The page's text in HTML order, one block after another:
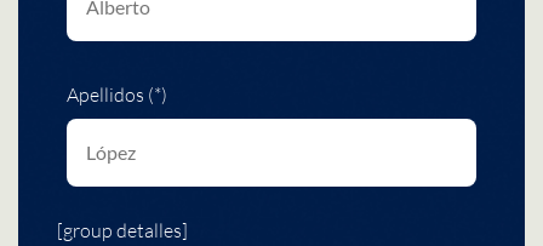
Apellidos (*)
[group detalles]